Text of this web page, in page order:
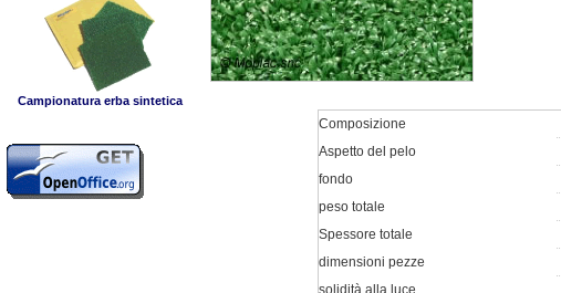
Composizione
Aspetto del pelo
fondo
peso totale
Spessore totale
dimensioni pezze
solidità alla luce
Campionatura erba sintetica